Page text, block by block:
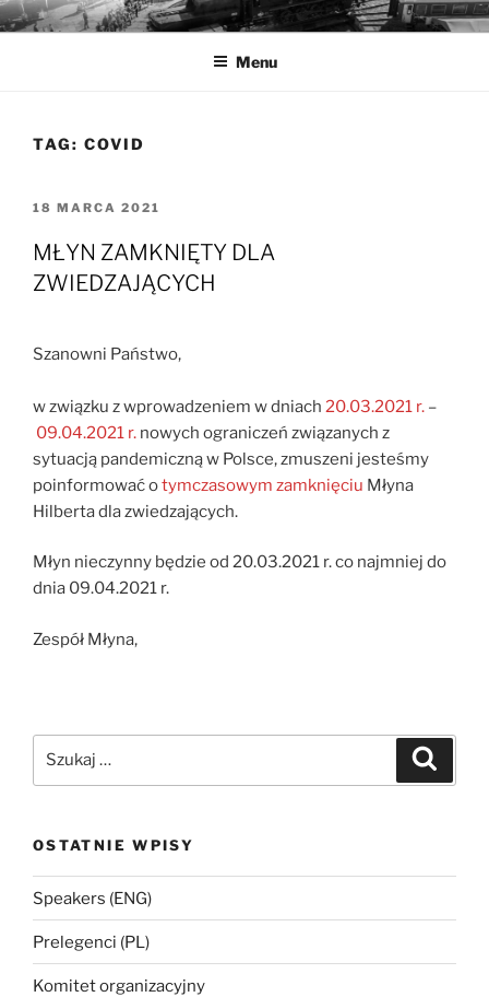
Przejdź
do
MUZEA TECHNIKI
Ochrona zabytków techniki
Menu
TAG: COVID
OPUBLIKOWANE
18 MARCA 2021
MŁYN ZAMKNIĘTY DLA
ZWIEDZAJĄCYCH
Szanowni Państwo,
w związku z wprowadzeniem w dniach 20.03.2021 r. –
09.04.2021 r. nowych ograniczeń związanych z
sytuacją pandemiczną w Polsce, zmuszeni jesteśmy
poinformować otymczasowym zamknięciu Młyna
Hilberta dla zwiedzających.
Młyn nieczynny będzie od 20.03.2021 r. co najmniej do
dnia 09.04.2021 r.
Zespół Młyna,
OSTATNIE WPISY
Speakers (ENG)
Prelegenci (PL)
Komitet organizacyjny